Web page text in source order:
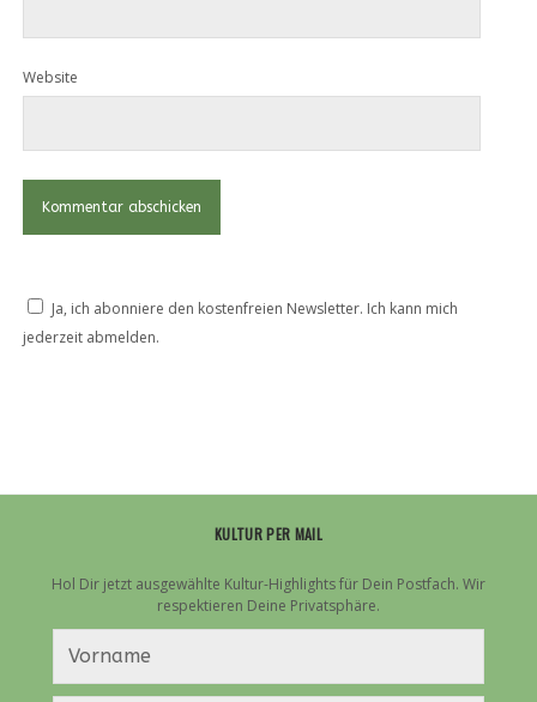
Website
Ja, ich abonniere den kostenfreien Newsletter. Ich kann mich
jederzeit abmelden.
KULTUR PER MAIL
Hol Dir jetzt ausgewählte Kultur-Highlights für Dein Postfach. Wir
respektieren Deine Privatsphäre.